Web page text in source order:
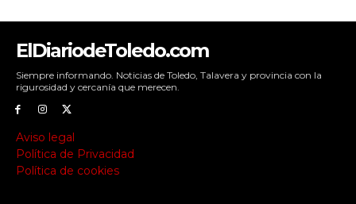
ElDiariodeToledo.com
Siempre informando. Noticias de Toledo, Talavera y provincia con la
rigurosidad y cercanía que merecen.
Aviso legal
Política de Privacidad
Política de cookies